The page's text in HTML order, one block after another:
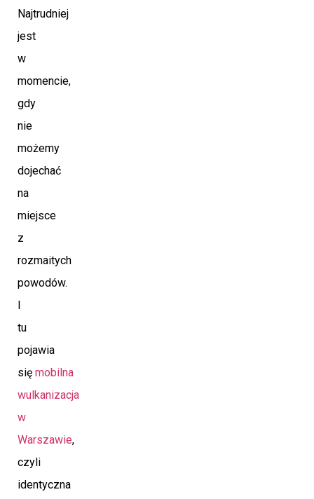
Najtrudniej
jest
w
momencie,
gdy
nie
możemy
dojechać
na
miejsce
z
rozmaitych
powodów.
I
tu
pojawia
się mobilna
wulkanizacja
w
Warszawie,
czyli
identyczna